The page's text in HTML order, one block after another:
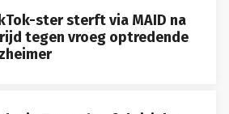
tegen vroeg optredende